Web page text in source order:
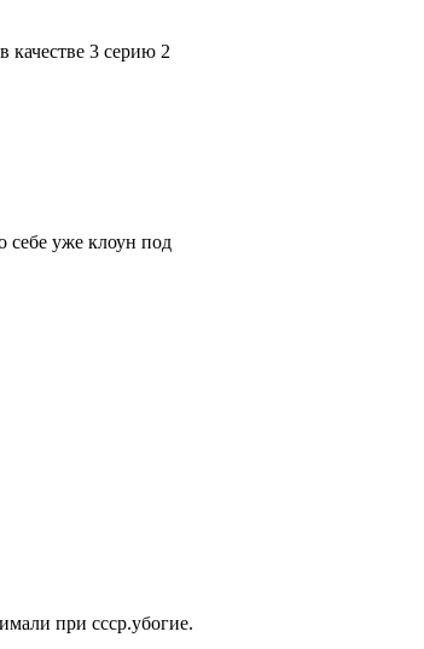
качестве 3 серию 2
себе уже клоун под
при ссср.убогие.